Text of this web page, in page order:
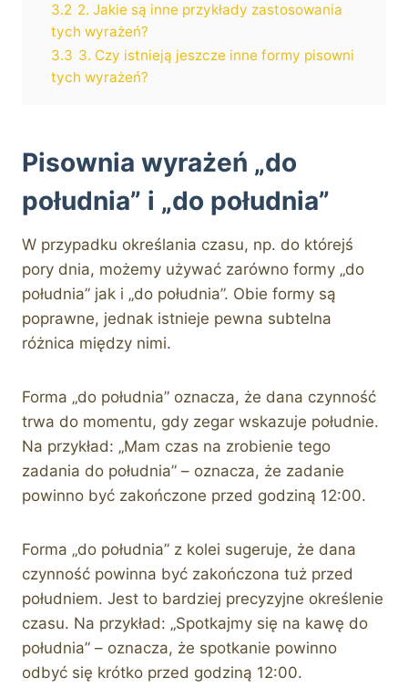
3.2 2. Jakie są inne przykłady zastosowania
tych wyrażeń?
3.3 3. Czy istnieją jeszcze inne formy pisowni
tych wyrażeń?
Pisownia wyrażeń „do
południa” i „do południa”
W przypadku określania czasu, np. do którejś
pory dnia, możemy używać zarówno formy „do
południa” jak i „do południa”. Obie formy są
poprawne, jednak istnieje pewna subtelna
różnica między nimi.
Forma „do południa” oznacza, że dana czynność
trwa do momentu, gdy zegar wskazuje południe.
Na przykład: „Mam czas na zrobienie tego
zadania do południa” – oznacza, że zadanie
powinno być zakończone przed godziną 12:00.
Forma „do południa” z kolei sugeruje, że dana
czynność powinna być zakończona tuż przed
południem. Jest to bardziej precyzyjne określenie
czasu. Na przykład: „Spotkajmy się na kawę do
południa” – oznacza, że spotkanie powinno
odbyć się krótko przed godziną 12:00.